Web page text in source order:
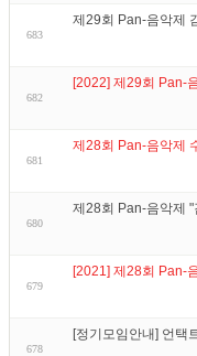
683
제29회 Pan-음악제
682
[2022] 제29회 Pan-
681
제28회 Pan-음악제
680
제28회 Pan-음악제
679
[2021] 제28회 Pan-
678
[정기모임안내] 언택